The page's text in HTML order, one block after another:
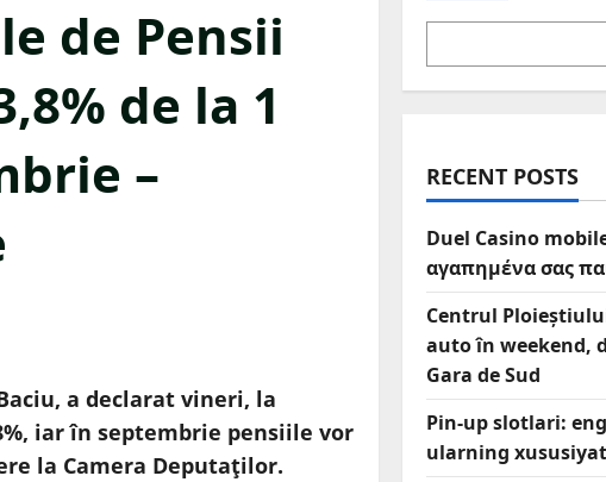
de Pensii
de la 1
–
a declarat vineri, la
iar în septembrie pensiile vor
la Camera Deputaţilor.
RECENT POSTS
Duel Casino
αγαπημένα σας
Centrul
auto în weekend,
Gara de Sud
Pin-up slotlari:
ularning